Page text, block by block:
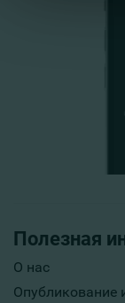
Полезная
О нас
Опубликование